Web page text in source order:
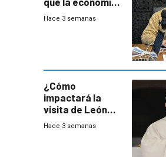
crecerá 1,6%
Hace 3 semanas
¿Cómo
impactará la
visita de León
XIV a Uruguay?
Hace 3 semanas